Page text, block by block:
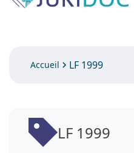
Accueil LF 1999
LF 1999